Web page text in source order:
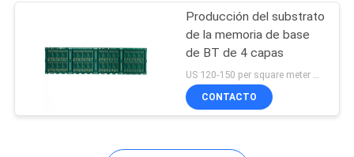
Producción del substrato
de la memoria de base
de BT de 4 capas
US 120-150 per square meter MOQ:1 metro cuadrado
CONTACTO